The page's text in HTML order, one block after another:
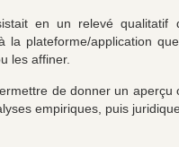
en un relevé qualitatif
la plateforme/application
les affiner.
de donner un aperçu
empiriques, puis